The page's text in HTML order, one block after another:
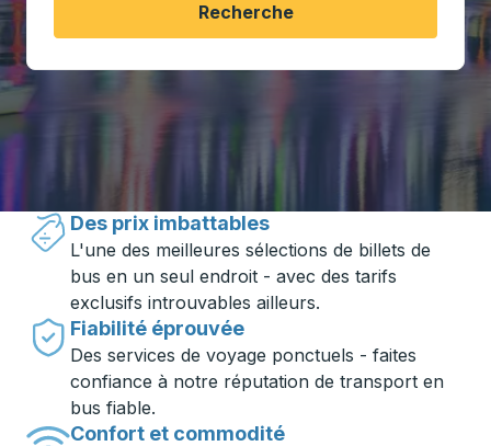
Recherche
Voyager en toute simplicité avec
Trailways
Des prix imbattables
L'une des meilleures sélections de billets de
bus en un seul endroit - avec des tarifs
exclusifs introuvables ailleurs.
Fiabilité éprouvée
Des services de voyage ponctuels - faites
confiance à notre réputation de transport en
bus fiable.
Confort et commodité